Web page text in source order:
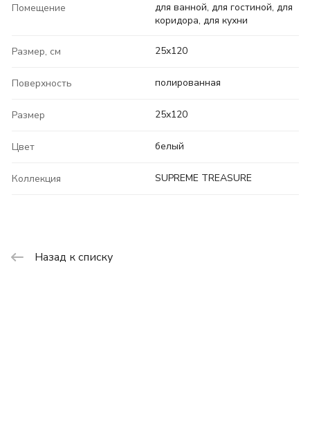
Помещение
для ванной, для гостиной, для
коридора, для кухни
Размер, см 25x120
Поверхность полированная
Размер 25x120
Цвет белый
Коллекция SUPREME TREASURE
Назад к списку